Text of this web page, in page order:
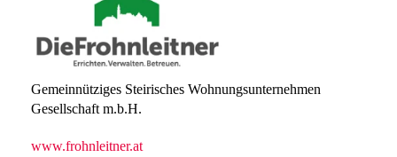
Gemeinnütziges Steirisches Wohnungsunternehmen
Gesellschaft m.b.H.
www.frohnleitner.at